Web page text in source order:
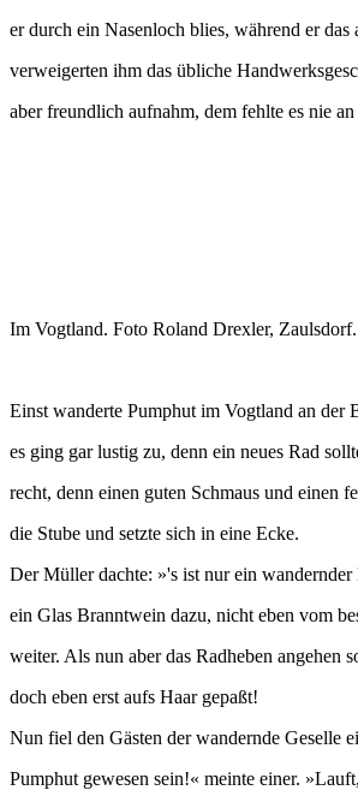
er durch ein Nasenloch blies, während er
verweigerten ihm das übliche
aber freundlich aufnahm, dem fehlte es nie an
Im Vogtland. Foto Roland Drexler, Zaulsdorf.
Einst wanderte Pumphut im Vogtland an
es ging gar lustig zu, denn ein neues Rad
recht, denn einen guten Schmaus und einen
die Stube und setzte sich in eine Ecke.
Der Müller dachte: »'s ist nur ein
ein Glas Branntwein dazu, nicht eben vom
weiter. Als nun aber das Radheben angehen
doch eben erst aufs Haar gepaßt!
Nun fiel den Gästen der wandernde Geselle
Pumphut gewesen sein!« meinte einer.